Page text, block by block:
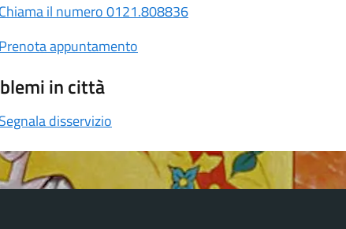
il numero 0121.808836
appuntamento
in città
disservizio